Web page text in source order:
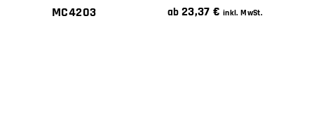
MC4203 ab 23,37€ inkl. MwSt.